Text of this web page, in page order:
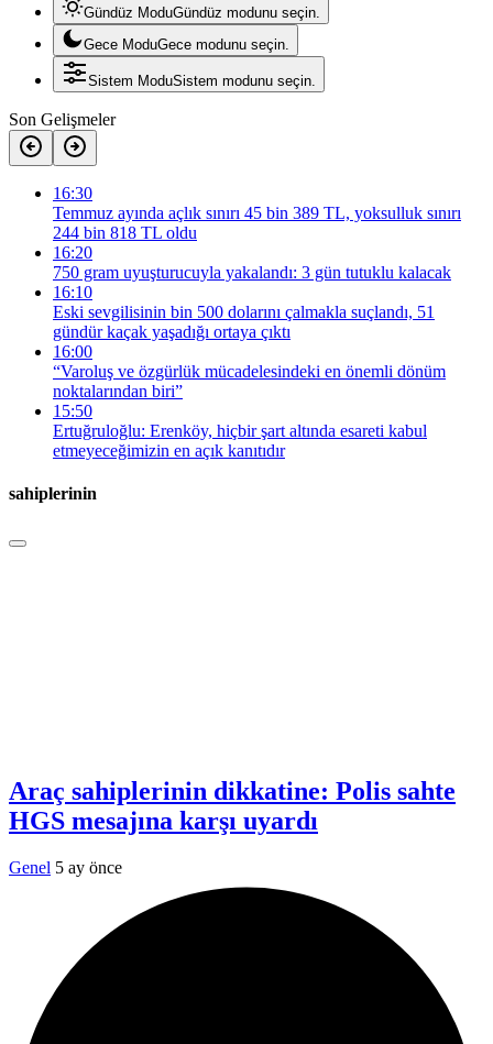
Gündüz ModuGündüz modunu seçin.
Gece ModuGece modunu seçin.
Sistem ModuSistem modunu seçin.
Son Gelişmeler
16:30
Temmuz ayında açlık sınırı 45 bin 389 TL, yoksulluk sınırı
244 bin 818 TL oldu
16:20
750 gram uyuşturucuyla yakalandı: 3 gün tutuklu kalacak
16:10
Eski sevgilisinin bin 500 dolarını çalmakla suçlandı, 51
gündür kaçak yaşadığı ortaya çıktı
16:00
“Varoluş ve özgürlük mücadelesindeki en önemli dönüm
noktalarından biri”
15:50
Ertuğruloğlu: Erenköy, hiçbir şart altında esareti kabul
etmeyeceğimizin en açık kanıtıdır
sahiplerinin
Araç sahiplerinin dikkatine: Polis sahte
HGS mesajına karşı uyardı
Genel 5 ay önce